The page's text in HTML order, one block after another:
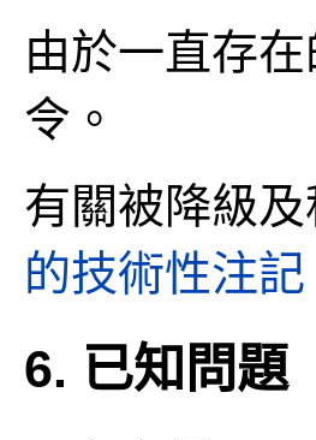
由於一直存
令。
有關被降級
的技術性注記
6. 已知問題